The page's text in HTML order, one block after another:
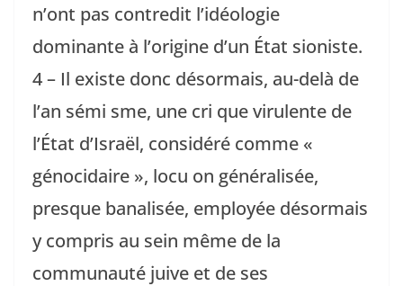
n’ont pas contredit l’idéologie
dominante à l’origine d’un État sioniste.
4 – Il existe donc désormais, au-delà de
l’an sémi sme, une cri que virulente de
l’État d’Israël, considéré comme «
génocidaire », locu on généralisée,
presque banalisée, employée désormais
y compris au sein même de la
communauté juive et de ses